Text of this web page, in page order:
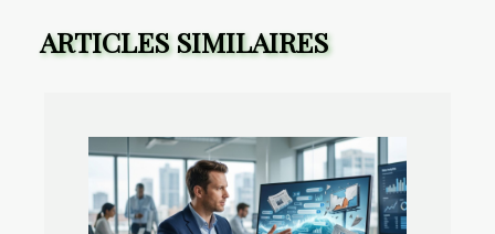
ARTICLES SIMILAIRES